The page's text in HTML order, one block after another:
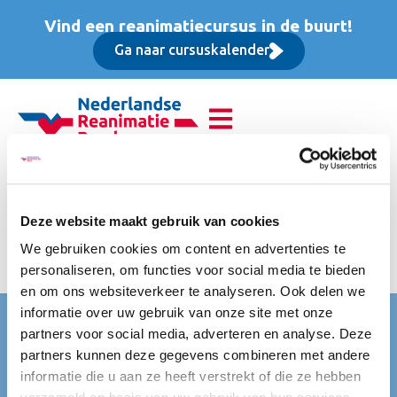
Deze website maakt gebruik van cookies
We gebruiken cookies om content en advertenties te
personaliseren, om functies voor social media te bieden
en om ons websiteverkeer te analyseren. Ook delen we
informatie over uw gebruik van onze site met onze
partners voor social media, adverteren en analyse. Deze
partners kunnen deze gegevens combineren met andere
informatie die u aan ze heeft verstrekt of die ze hebben
Vind een reanimatiecursus in de buurt!
Ga naar cursuskalender
Basis Instructeur Cursus
(BIC), Opfriscursus
excl. BTW
Nederlandse Reanimatie Raad (NRR)
Mercatorlaan 1200
3528 BL Utrecht